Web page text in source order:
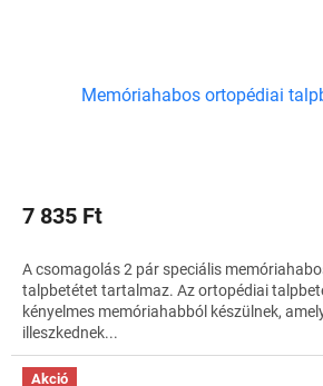
Memóriahabos ortopédiai
7 835 Ft
A csomagolás 2 pár speciális
talpbetétet tartalmaz. Az ortopédiai
kényelmes memóriahabból készülnek,
illeszkednek...
Akció